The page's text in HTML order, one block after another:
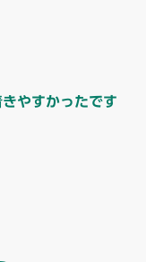
やすかったです